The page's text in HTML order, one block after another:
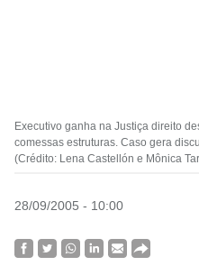
Executivo ganha na Justiça direito
comessas estruturas. Caso gera
(Crédito: Lena Castellón e Mônica
28/09/2005 - 10:00